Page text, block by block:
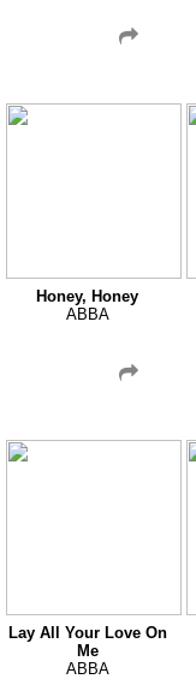
Honey, Honey
ABBA
Lay All Your Love On
Me
ABBA